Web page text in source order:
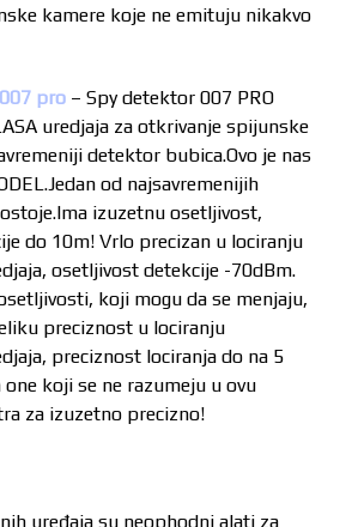
kamere koje ne emituju nikakvo
pro – Spy detektor 007 PRO
uredjaja za otkrivanje spijunske
detektor bubica.Ovo je nas
od najsavremenijih
izuzetnu osetljivost,
do 10m! Vrlo precizan u lociranju
osetljivost detekcije -70dBm.
koji mogu da se menjaju,
preciznost u lociranju
preciznost lociranja do na 5
one koji se ne razumeju u ovu
za izuzetno precizno!
uređaja su neophodni alati za